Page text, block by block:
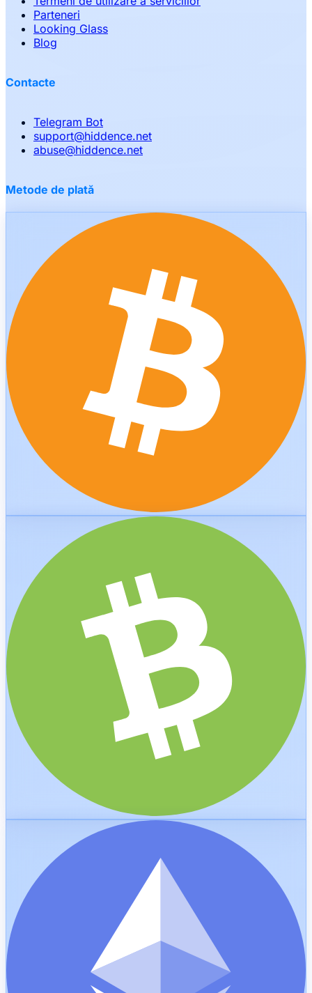
Parteneri
Looking Glass
Blog
Contacte
Telegram Bot
support@hiddence.net
abuse@hiddence.net
Metode de plată